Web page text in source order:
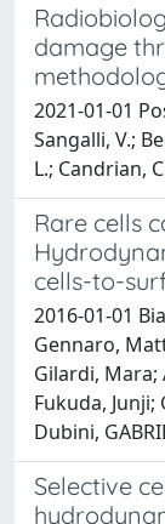
damage
2021-01-01
Sangalli, V.;
L.; Candrian,
Rare cells
cells-to-
2016-01-01
Gennaro,
Gilardi, Mara;
Fukuda,
Dubini,
Selective